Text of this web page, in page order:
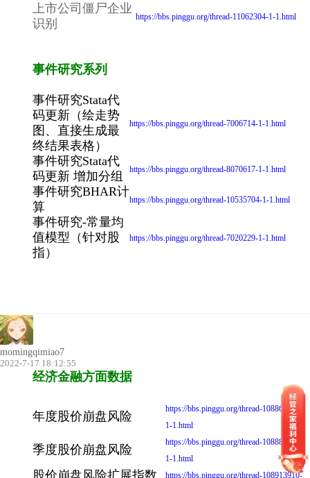
上市公司僵尸企业
识别
https://bbs.pinggu.org/thread-11062304-1-1.html
事件研究系列
事件研究Stata代
码更新（绘走势
图、直接生成最
终结果表格）
https://bbs.pinggu.org/thread-7006714-1-1.html
事件研究Stata代
码更新 增加分组
https://bbs.pinggu.org/thread-8070617-1-1.html
事件研究BHAR计
算
https://bbs.pinggu.org/thread-10535704-1-1.html
事件研究-常量均
值模型（针对股
指）
https://bbs.pinggu.org/thread-7020229-1-1.html
momingqimiao7
2022-7-17 18:12:55
经济金融方面数据
年度股价崩盘风险
https://bbs.pinggu.org/thread-10886419-
1-1.html
季度股价崩盘风险
https://bbs.pinggu.org/thread-10888385-
1-1.html
股价崩盘风险扩展指数 https://bbs.pinggu.org/thread-108913910-